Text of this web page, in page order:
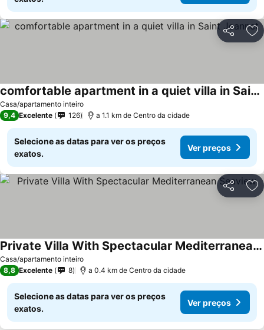
Partilhar
Casa/apartamento inteiro
comfortable apartment in a quiet villa in Saint Jeannet
Ver preços
9,4 Excelente 126 a 1.1 km de Centro da cidade
Selecione as datas para ver os preços
exatos.
Ver preços
Partilhar
Casa/apartamento inteiro
Private Villa With Spectacular Mediterranean Seaview
Ver preços
8,8 Excelente 8 a 0.4 km de Centro da cidade
Selecione as datas para ver os preços
exatos.
Ver preços